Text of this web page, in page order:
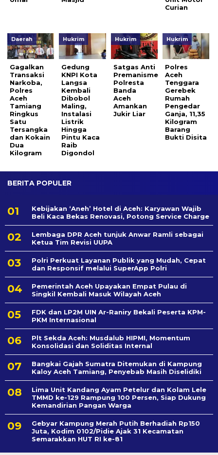
Curian
Daerah
Gagalkan
Transaksi
Narkoba,
Polres
Aceh
Tamiang
Ringkus
Satu
Tersangka
dan Kokain
Dua
Kilogram
Hukrim
Gedung
KNPI Kota
Langsa
Kembali
Dibobol
Maling,
Instalasi
Listrik
Hingga
Pintu Kaca
Raib
Digondol
Hukrim
Satgas Anti
Premanisme
Polresta
Banda
Aceh
Amankan
Jukir Liar
Hukrim
Polres
Aceh
Tenggara
Gerebek
Rumah
Pengedar
Ganja, 11,35
Kilogram
Barang
Bukti Disita
BERITA POPULER
Kebijakan ‘Aneh’ Hotel di Aceh: Karyawan Wajib
Beli Kaca Bekas Renovasi, Potong Service Charge
Lembaga DPR Aceh tunjuk Anwar Ramli sebagai
Ketua Tim Revisi UUPA
Polri Perkuat Layanan Publik yang Mudah, Cepat
dan Responsif melalui SuperApp Polri
Pemerintah Aceh Upayakan Empat Pulau di
Singkil Kembali Masuk Wilayah Aceh
FDK dan LP2M UIN Ar-Raniry Bekali Peserta KPM-
PKM Internasional
Plt Sekda Aceh: Musdalub HIPMI, Momentum
Konsolidasi dan Soliditas Internal
Bangkai Gajah Sumatra Ditemukan di Kampung
Kaloy Aceh Tamiang, Penyebab Masih Diselidiki
Lima Unit Kandang Ayam Petelur dan Kolam Lele
TMMD ke-129 Rampung 100 Persen, Siap Dukung
Kemandirian Pangan Warga
Gebyar Kampung Merah Putih Berhadiah Rp150
Juta, Kodim 0102/Pidie Ajak 31 Kecamatan
Semarakkan HUT RI ke-81